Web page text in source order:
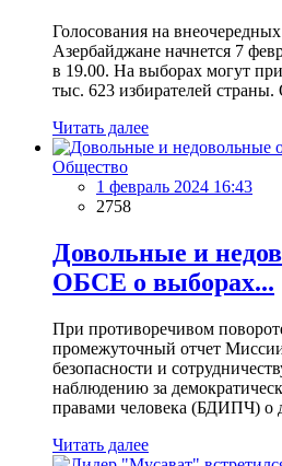
Голосования на
Азербайджане начнется 7
в 19.00. На выборах могут
тыс. 623 избирателей
Читать далее
Общество
1 февраль 2024 16:43
2758
Довольные и
ОБСЕ о выборах...
При противоречивом
промежуточный отчет
безопасности и
наблюдению за
правами человека (БДИПЧ) о
Читать далее